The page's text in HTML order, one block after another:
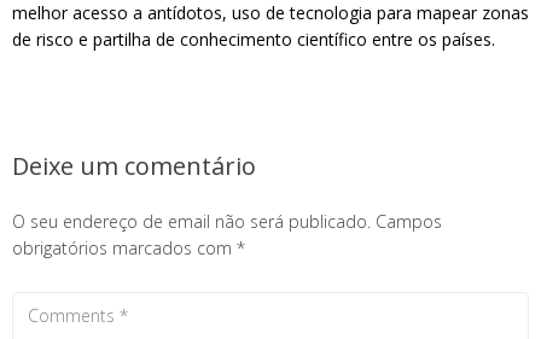
melhor acesso a antídotos, uso de tecnologia para mapear zonas
de risco e partilha de conhecimento científico entre os países.
Deixe um comentário
O seu endereço de email não será publicado. Campos
obrigatórios marcados com *